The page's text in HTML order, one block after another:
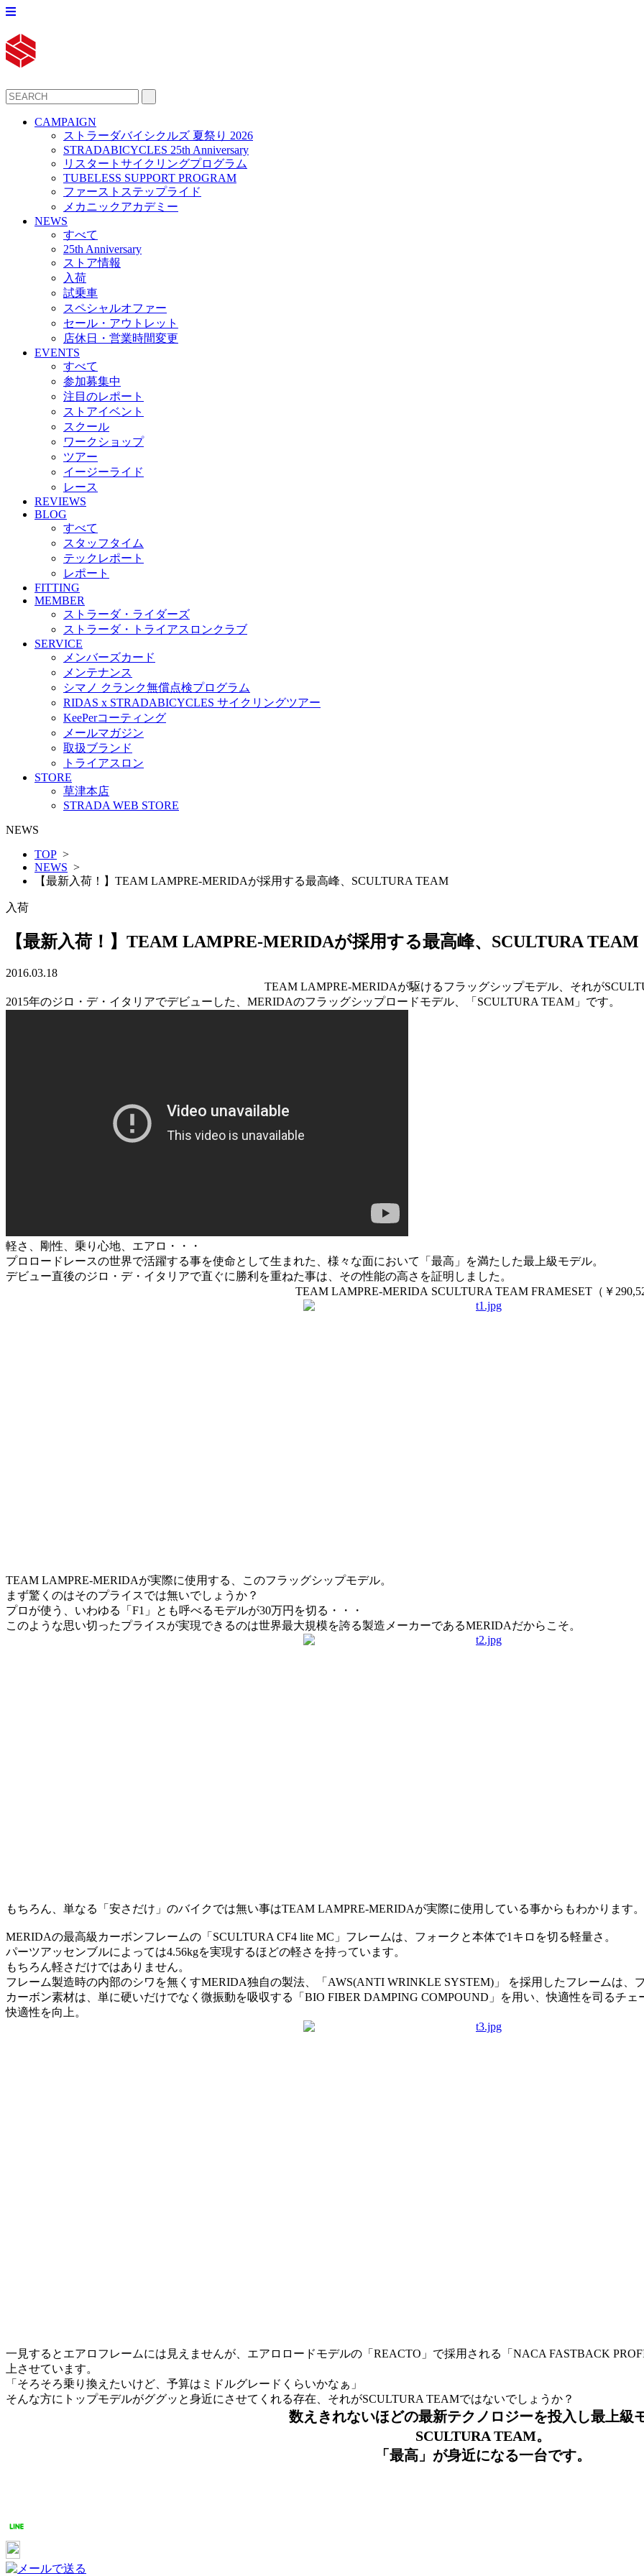
CAMPAIGN
ストラーダバイシクルズ 夏祭り 2026
STRADABICYCLES 25th Anniversary
リスタートサイクリングプログラム
TUBELESS SUPPORT PROGRAM
ファーストステップライド
メカニックアカデミー
NEWS
すべて
25th Anniversary
ストア情報
入荷
試乗車
スペシャルオファー
セール・アウトレット
店休日・営業時間変更
EVENTS
すべて
参加募集中
注目のレポート
ストアイベント
スクール
ワークショップ
ツアー
イージーライド
レース
REVIEWS
BLOG
すべて
スタッフタイム
テックレポート
レポート
FITTING
MEMBER
ストラーダ・ライダーズ
ストラーダ・トライアスロンクラブ
SERVICE
メンバーズカード
メンテナンス
シマノ クランク無償点検プログラム
RIDAS x STRADABICYCLES サイクリングツアー
KeePerコーティング
メールマガジン
取扱ブランド
トライアスロン
STORE
草津本店
STRADA WEB STORE
NEWS
TOP >
NEWS >
【最新入荷！】TEAM LAMPRE-MERIDAが採用する最高峰、SCULTURA TEAM
入荷
【最新入荷！】TEAM LAMPRE-MERIDAが採用する最高峰、SCULTURA TEAM
2016.03.18
TEAM LAMPRE-MERIDAが駆けるフラッグシップモデル、それが
2015年のジロ・デ・イタリアでデビューした、MERIDAのフラッグシップロードモデル、「SCULTURA TEAM」です。
軽さ、剛性、乗り心地、エアロ・・・
プロロードレースの世界で活躍する事を使命として生まれた、様々な面において「最高」を満たした最上級モデル。
デビュー直後のジロ・デ・イタリアで直ぐに勝利を重ねた事は、その性能の高さを証明しました。
TEAM LAMPRE-MERIDA SCULTURA TEAM FRAMESET（￥
TEAM LAMPRE-MERIDAが実際に使用する、このフラッグシップモデル。
まず驚くのはそのプライスでは無いでしょうか？
プロが使う、いわゆる「F1」とも呼べるモデルが30万円を切る・・・
このような思い切ったプライスが実現できるのは世界最大規模を誇る製造メーカーであるMERIDAだからこそ。
もちろん、単なる「安さだけ」のバイクでは無い事はTEAM LAMPRE-MERIDAが実際に使用している事からもわかります。
MERIDAの最高級カーボンフレームの「 SCULTURA CF4 lite MC」フレームは、フォークと本体で1キロを切る軽量さ。
パーツアッセンブルによっては4.56kgを実現するほどの軽さを持っています。
もちろん軽さだけではありません。
フレーム製造時の内部のシワを無くすMERIDA独自の製法、「AWS(ANTI WRINKLE SYSTEM)」 を採用したフレームは
カーボン素材は、単に硬いだけでなく微振動を吸収する「BIO FIBER DAMPING COMPOUND」を用い、快適性を司るチ
快適性を向上。
一見するとエアロフレームには見えませんが、エアロロードモデルの「REACTO」で採用される「NACA FASTBACK
上させています。
「そろそろ乗り換えたいけど、予算はミドルグレードくらいかなぁ」
そんな方にトップモデルがググッと身近にさせてくれる存在、それがSCULTURA TEAMではないでしょうか？
数えきれないほどの最新テクノロジーを投入し最上級
SCULTURA TEAM。
「最高」が身近になる一台です。